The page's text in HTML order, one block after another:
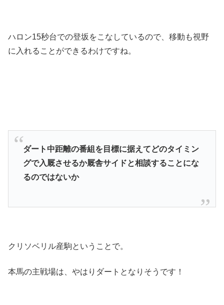
ハロン15秒台での登坂をこなしているので、移動も視野
に入れることができるわけですね。
ダート中距離の番組を目標に据えてどのタイミン
グで入厩させるか厩舎サイドと相談することにな
るのではないか
クリソベリル産駒ということで。
本馬の主戦場は、やはりダートとなりそうです！